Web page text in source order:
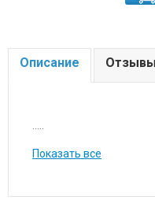
Описание Отзывы
Показать все